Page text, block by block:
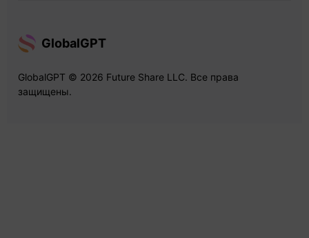
GlobalGPT
GlobalGPT © 2026 Future Share LLC. Все права
защищены.